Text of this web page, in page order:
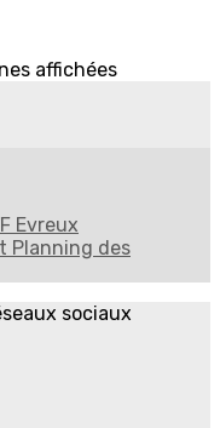
affichées
Evreux
Planning des
sociaux